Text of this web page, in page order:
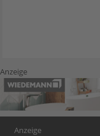
Anzeige
Anzeige